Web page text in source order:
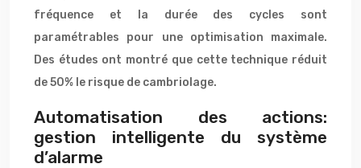
fréquence et la durée des cycles sont
paramétrables pour une optimisation maximale.
Des études ont montré que cette technique réduit
de 50% le risque de cambriolage.
Automatisation des actions:
gestion intelligente du système
d’alarme